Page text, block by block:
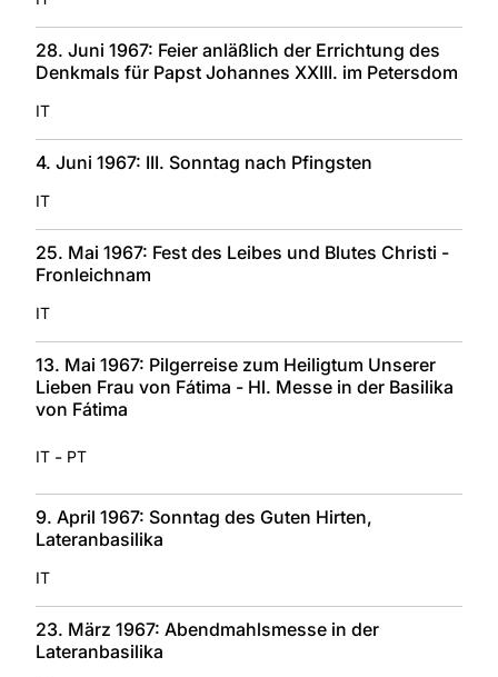
28. Juni 1967: Feier anläßlich der Errichtung des
Denkmals für Papst Johannes XXIII. im Petersdom
IT
4. Juni 1967: III. Sonntag nach Pfingsten
IT
25. Mai 1967: Fest des Leibes und Blutes Christi -
Fronleichnam
IT
13. Mai 1967: Pilgerreise zum Heiligtum Unserer
Lieben Frau von Fátima - Hl. Messe in der Basilika
von Fátima
IT - PT
9. April 1967: Sonntag des Guten Hirten,
Lateranbasilika
IT
23. März 1967: Abendmahlsmesse in der
Lateranbasilika